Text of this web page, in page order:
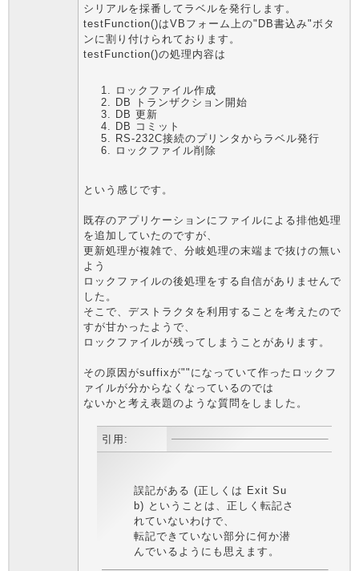
シリアルを採番してラベルを発行します。
testFunction()はVBフォーム上の"DB書込み"ボタ
ンに割り付けられております。
testFunction()の処理内容は
ロックファイル作成
DB トランザクション開始
DB 更新
DB コミット
RS-232C接続のプリンタからラベル発行
ロックファイル削除
という感じです。
既存のアプリケーションにファイルによる排他処理
を追加していたのですが、
更新処理が複雑で、分岐処理の末端まで抜けの無い
よう
ロックファイルの後処理をする自信がありませんで
した。
そこで、デストラクタを利用することを考えたので
すが甘かったようで、
ロックファイルが残ってしまうことがあります。
その原因がsuffixが""になっていて作ったロックフ
ァイルが分からなくなっているのでは
ないかと考え表題のような質問をしました。
引用:
誤記がある (正しくは Exit Su
b) ということは、正しく転記さ
れていないわけで、
転記できていない部分に何か潜
んでいるようにも思えます。